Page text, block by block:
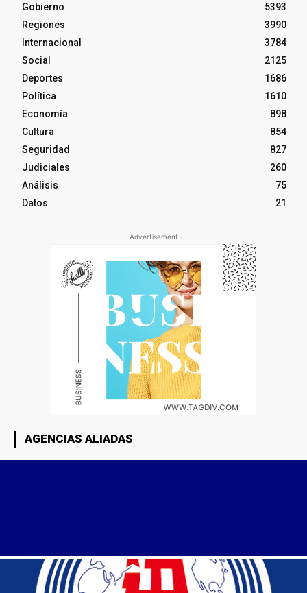
Gobierno
5393
Regiones
3990
Internacional
3784
Social
2125
Deportes
1686
Política
1610
Economía
898
Cultura
854
Seguridad
827
Judiciales
260
Análisis
75
Datos
21
- Advertisement -
AGENCIAS ALIADAS